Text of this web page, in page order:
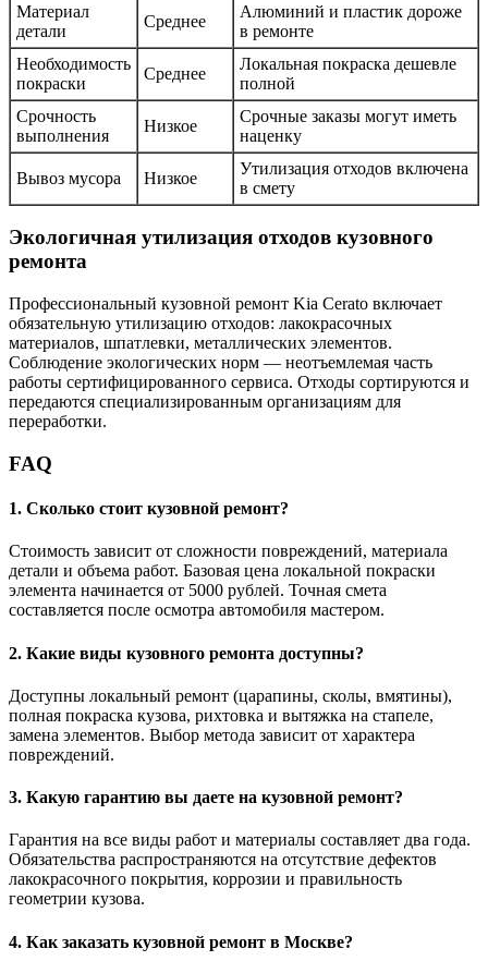
Материал
детали
Среднее
Алюминий и пластик дороже
в ремонте
Необходимость
покраски
Среднее
Локальная покраска дешевле
полной
Срочность
выполнения
Низкое
Срочные заказы могут иметь
наценку
Вывоз мусора Низкое
Утилизация отходов включена
в смету
Экологичная утилизация отходов кузовного
ремонта
Профессиональный кузовной ремонт Kia Cerato включает
обязательную утилизацию отходов: лакокрасочных
материалов, шпатлевки, металлических элементов.
Соблюдение экологических норм — неотъемлемая часть
работы сертифицированного сервиса. Отходы сортируются и
передаются специализированным организациям для
переработки.
FAQ
1. Сколько стоит кузовной ремонт?
Стоимость зависит от сложности повреждений, материала
детали и объема работ. Базовая цена локальной покраски
элемента начинается от 5000 рублей. Точная смета
составляется после осмотра автомобиля мастером.
2. Какие виды кузовного ремонта доступны?
Доступны локальный ремонт (царапины, сколы, вмятины),
полная покраска кузова, рихтовка и вытяжка на стапеле,
замена элементов. Выбор метода зависит от характера
повреждений.
3. Какую гарантию вы даете на кузовной ремонт?
Гарантия на все виды работ и материалы составляет два года.
Обязательства распространяются на отсутствие дефектов
лакокрасочного покрытия, коррозии и правильность
геометрии кузова.
4. Как заказать кузовной ремонт в Москве?